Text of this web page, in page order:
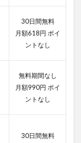
30日間無料
月額618円 ポイ
ントなし
無料期間なし
月額990円 ポイ
ントなし
30日間無料